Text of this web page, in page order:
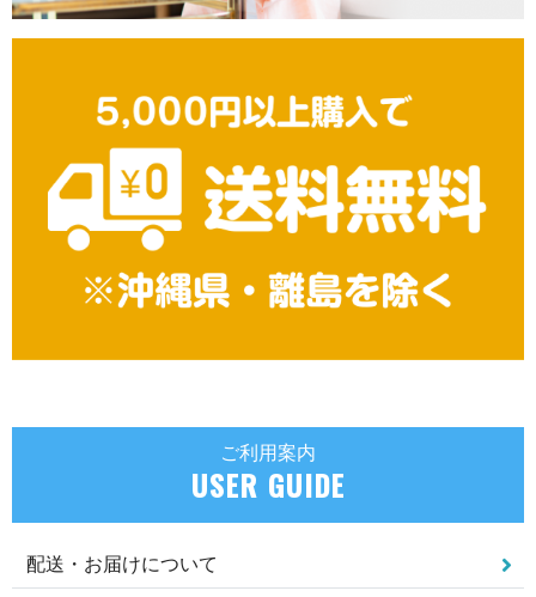
ご利用案内
USER GUIDE
配送・お届けについて